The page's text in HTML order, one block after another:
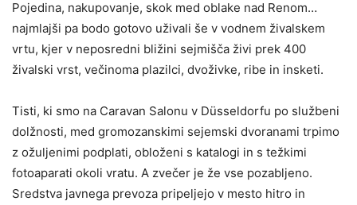
Pojedina, nakupovanje, skok med oblake nad Renom…
najmlajši pa bodo gotovo uživali še v vodnem živalskem
vrtu, kjer v neposredni bližini sejmišča živi prek 400
živalski vrst, večinoma plazilci, dvoživke, ribe in insketi.
Tisti, ki smo na Caravan Salonu v Düsseldorfu po službeni
dolžnosti, med gromozanskimi sejemski dvoranami trpimo
z ožuljenimi podplati, obloženi s katalogi in s težkimi
fotoaparati okoli vratu. A zvečer je že vse pozabljeno.
Sredstva javnega prevoza pripeljejo v mesto hitro in